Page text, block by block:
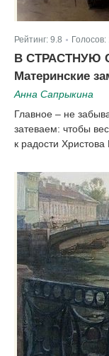
Рейтинг: 9.8 Голосов:
В СТРАСТНУЮ
Материнские
Анна Сапрыкина
Главное – не
затеваем: чтобы
к радости Христова